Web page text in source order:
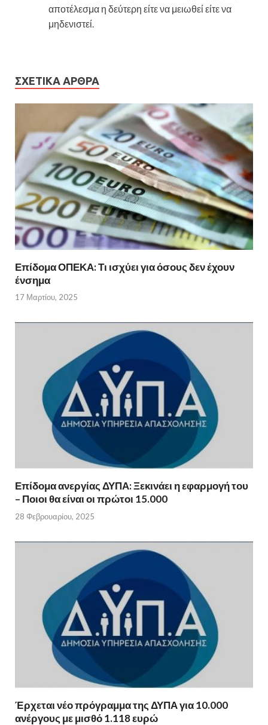
αποτέλεσμα η δεύτερη είτε να μειωθεί είτε να
μηδενιστεί.
ΣΧΕΤΙΚΆ ΆΡΘΡΑ
Επίδομα ΟΠΕΚΑ: Τι ισχύει για όσους δεν έχουν
ένσημα
17 Μαρτίου, 2025
Επίδομα ανεργίας ΔΥΠΑ: Ξεκινάει η εφαρμογή του
– Ποιοι θα είναι οι πρώτοι 15.000
28 Φεβρουαρίου, 2025
Έρχεται νέο πρόγραμμα της ΔΥΠΑ για 10.000
ανέργους με μισθό 1.118 ευρώ